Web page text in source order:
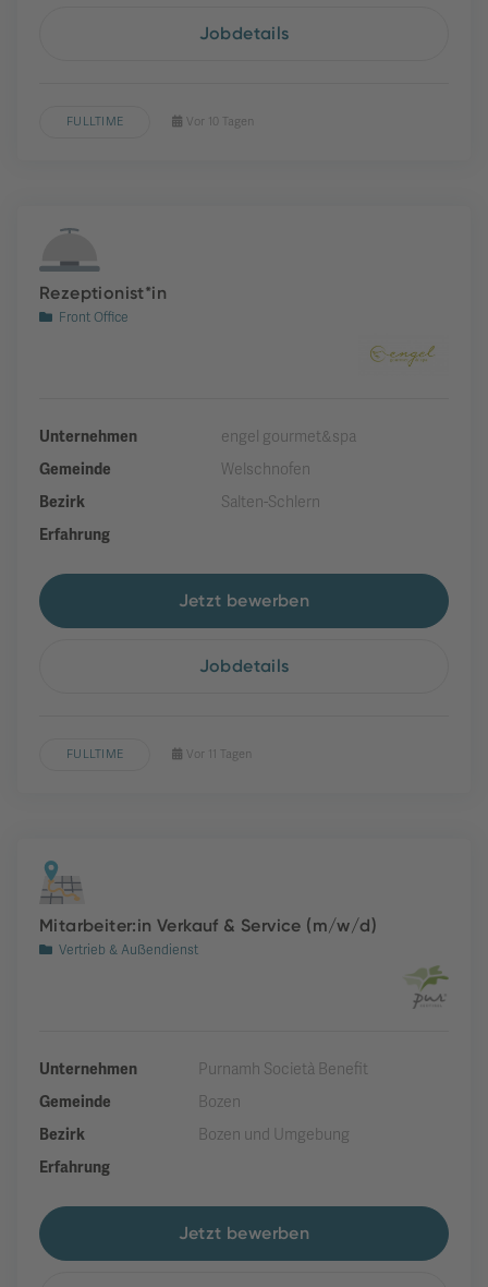
Jobdetails
FULLTIME Vor 10 Tagen
Rezeptionist*in
Front Office
Unternehmen
engel gourmet&spa
Gemeinde
Welschnofen
Bezirk
Salten-Schlern
Erfahrung
Jetzt bewerben
Jobdetails
FULLTIME Vor 11 Tagen
Mitarbeiter:in Verkauf & Service (m/w/d)
Vertrieb & Außendienst
Unternehmen
Purnamh Società Benefit
Gemeinde
Bozen
Bezirk
Bozen und Umgebung
Erfahrung
Jetzt bewerben